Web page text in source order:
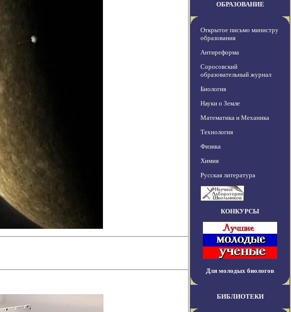
ОБРАЗОВАНИЕ
Открытое письмо министру
образования
Антиреформа
Соросовский
образовательный журнал
Биология
Науки о Земле
Математика и Механика
Технология
Физика
Химия
Русская литература
КОНКУРСЫ
Для молодых биологов
БИБЛИОТЕКИ